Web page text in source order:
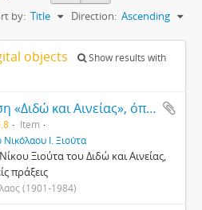
by: Title Direction: Ascending
objects
Show results with
Μετάφραση «Διδώ και Αινείας», όπερας σε τρείς πράξεις
Item
Νικόλαου Ι. Ξιούτα
Ξιούτα του Διδώ και Αινείας,
πράξεις
(1901-1984)